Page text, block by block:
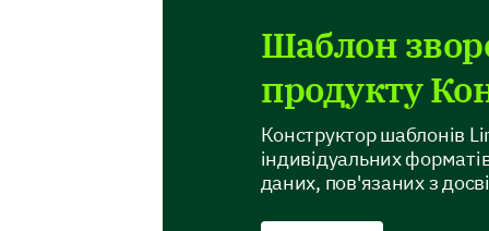
Шаблон
продукту
Конструктор шаблонів
індивідуальних
даних, пов'язаних з